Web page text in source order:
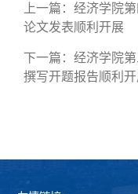
上一篇：经济学院
论文发表顺利开展
下一篇：经济学院
撰写开题报告顺利